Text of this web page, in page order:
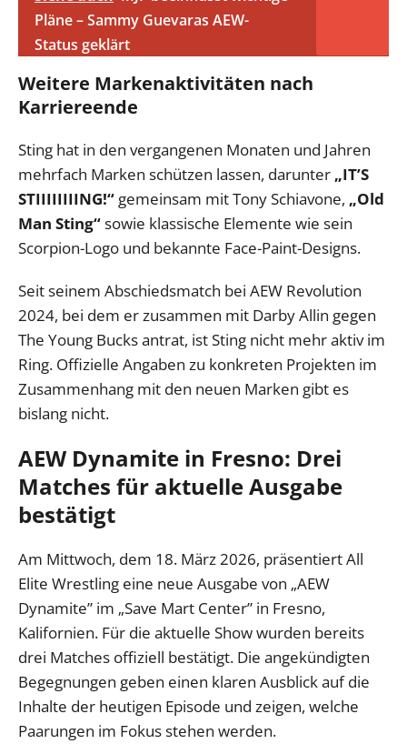
Pläne – Sammy Guevaras AEW-
Status geklärt
Weitere Markenaktivitäten nach
Karriereende
Sting hat in den vergangenen Monaten und Jahren
mehrfach Marken schützen lassen, darunter „IT’S
STIIIIIIIING!“ gemeinsam mit Tony Schiavone, „Old
Man Sting“sowie klassische Elemente wie sein
Scorpion-Logo und bekannte Face-Paint-Designs.
Seit seinem Abschiedsmatch bei AEW Revolution
2024, bei dem er zusammen mit Darby Allin gegen
The Young Bucks antrat, ist Sting nicht mehr aktiv im
Ring. Offizielle Angaben zu konkreten Projekten im
Zusammenhang mit den neuen Marken gibt es
bislang nicht.
AEW Dynamite in Fresno: Drei
Matches für aktuelle Ausgabe
bestätigt
Am Mittwoch, dem 18. März 2026, präsentiert All
Elite Wrestling eine neue Ausgabe von „AEW
Dynamite” im „Save Mart Center” in Fresno,
Kalifornien. Für die aktuelle Show wurden bereits
drei Matches offiziell bestätigt. Die angekündigten
Begegnungen geben einen klaren Ausblick auf die
Inhalte der heutigen Episode und zeigen, welche
Paarungen im Fokus stehen werden.